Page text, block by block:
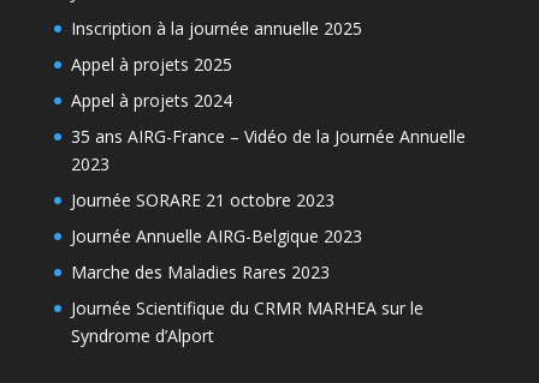
Inscription à la journée annuelle 2025
Appel à projets 2025
Appel à projets 2024
35 ans AIRG-France – Vidéo de la Journée Annuelle
2023
Journée SORARE 21 octobre 2023
Journée Annuelle AIRG-Belgique 2023
Marche des Maladies Rares 2023
Journée Scientifique du CRMR MARHEA sur le
Syndrome d’Alport